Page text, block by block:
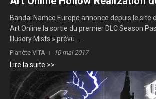
Bandai Namco Europe annonce depuis le site
Art Online la sortie du premier DLC Season
Illusory Mists » prévu ...
Planète VITA 10 mai 2017
Lire la suite >>